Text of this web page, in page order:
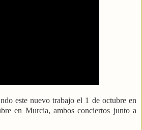
este nuevo trabajo el 1 de octubre en
en Murcia, ambos conciertos junto a